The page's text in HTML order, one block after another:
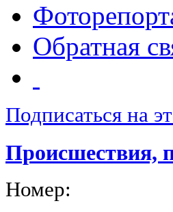
Обратная
Подписаться на
Происшествия,
Номер: